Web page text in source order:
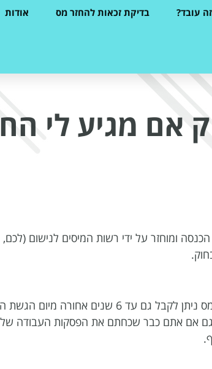
עובד? בדיקת זכאות להחזר מס אודות
אם מגיע לי
ומוחזר על ידי רשות המיסים לנישום (לכם,
אם אתם כבר שכחתם את הפסקות העבודה